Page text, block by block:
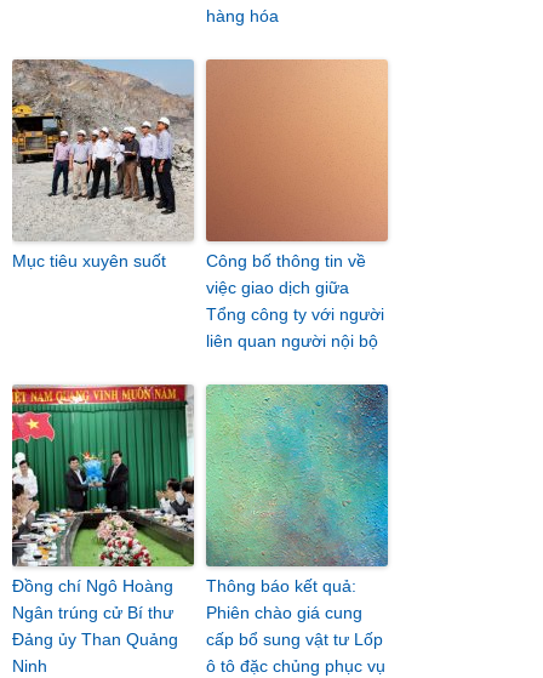
hàng hóa
Mục tiêu xuyên suốt
Công bố thông tin về
việc giao dịch giữa
Tổng công ty với người
liên quan người nội bộ
Đồng chí Ngô Hoàng
Ngân trúng cử Bí thư
Đảng ủy Than Quảng
Ninh
Thông báo kết quả:
Phiên chào giá cung
cấp bổ sung vật tư Lốp
ô tô đặc chủng phục vụ